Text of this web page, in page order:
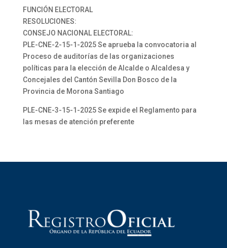
FUNCIÓN ELECTORAL
RESOLUCIONES:
CONSEJO NACIONAL ELECTORAL:
PLE-CNE-2-15-1-2025 Se aprueba la convocatoria al
Proceso de auditorías de las organizaciones
políticas para la elección de Alcalde o Alcaldesa y
Concejales del Cantón Sevilla Don Bosco de la
Provincia de Morona Santiago
PLE-CNE-3-15-1-2025 Se expide el Reglamento para
las mesas de atención preferente